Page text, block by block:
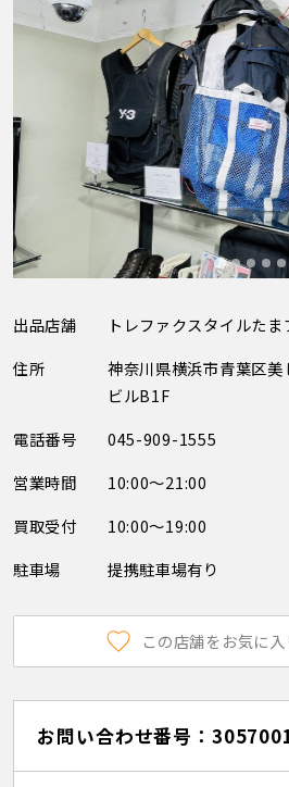
出品店舗
トレファクスタイルた
住所
神奈川県横浜市青葉区
ビルB1F
電話番号
045-909-1555
営業時間
10:00～21:00
買取受付
10:00～19:00
駐車場
提携駐車場有り
この店舗をお気に
お問い合わせ番号：